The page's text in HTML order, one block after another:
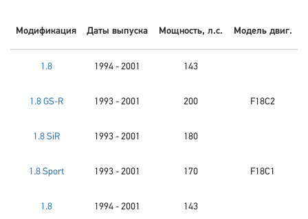
Модификация Даты выпуска Мощность, л.с. Модель двиг.
1.8 1994 - 2001 143
1.8 GS-R 1993 - 2001 200 F18C2
1.8 SiR 1993 - 2001 180
1.8 Sport 1993 - 2001 170 F18C1
1.8 1994 - 2001 143